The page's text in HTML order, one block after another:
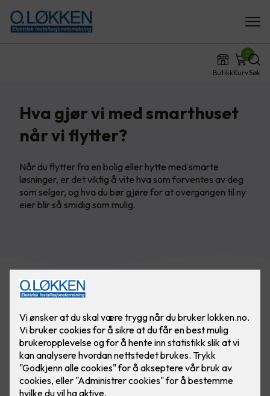
ButikkKurv
0
Søk
Hva gjør vi med smarthuset
når vi flytter?
Når du flytter fra en bolig eller hytte med smarte
løsninger, er det viktig å vite hva som forventes av deg
som selger, og hva du bør gjøre for at overgangen til ny
eier blir så smidig som mulig.